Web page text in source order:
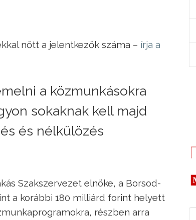
nőtt a jelentkezők száma – írja a
a közmunkásokra
sokaknak kell majd
és nélkülözés
Szakszervezet elnöke, a Borsod-
a korábbi 180 milliárd forint helyett
részben arra